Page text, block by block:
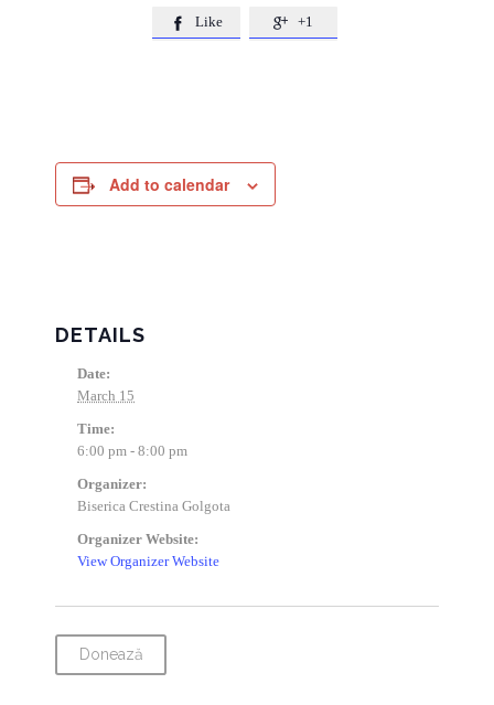
 Like  +1
Add to calendar
DETAILS
Date:
March 15
Time:
6:00 pm - 8:00 pm
Organizer:
Biserica Crestina Golgota
Organizer Website:
View Organizer Website
Donează